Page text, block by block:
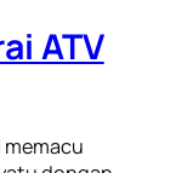
ATV
memacu